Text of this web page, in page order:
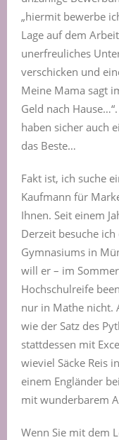
„hiermit bewerbe
Lage auf dem
unerfreuliches
verschicken und
Meine Mama sagt
Geld nach
haben sicher auch
das Beste…
Fakt ist, ich suche
Kaufmann für
Ihnen. Seit einem
Derzeit besuche
Gymnasiums in
will er – im
Hochschulreife
nur in Mathe nicht.
wie der Satz des
stattdessen mit
wieviel Säcke Reis
einem Engländer
mit wunderbarem
Wenn Sie mit dem